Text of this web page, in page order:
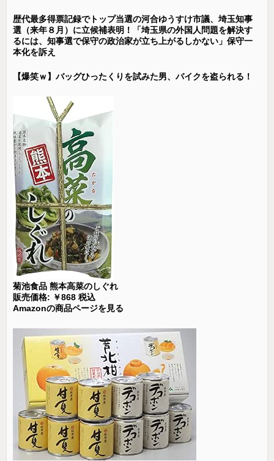
歴代最多得票記録でトップ当選の河合ゆうすけ市議、埼玉知事
選（来年８月）に立候補表明！「埼玉県の外国人問題を解決す
るには、知事選で保守の政治家が立ち上がるしかない」保守一
本化を訴え
【爆笑ｗ】バッグひったくりを試みた男、バイクを盗られる！
菊池食品 熊本高菜のしぐれ
販売価格: ￥868 税込
Amazonの商品ページを見る